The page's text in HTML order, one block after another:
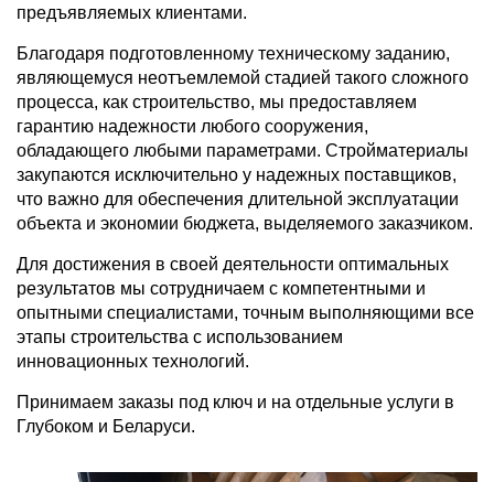
предъявляемых клиентами.
Благодаря подготовленному техническому заданию,
являющемуся неотъемлемой стадией такого сложного
процесса, как строительство, мы предоставляем
гарантию надежности любого сооружения,
обладающего любыми параметрами. Стройматериалы
закупаются исключительно у надежных поставщиков,
что важно для обеспечения длительной эксплуатации
объекта и экономии бюджета, выделяемого заказчиком.
Для достижения в своей деятельности оптимальных
результатов мы сотрудничаем с компетентными и
опытными специалистами, точным выполняющими все
этапы строительства с использованием
инновационных технологий.
Принимаем заказы под ключ и на отдельные услуги в
Глубоком и Беларуси.